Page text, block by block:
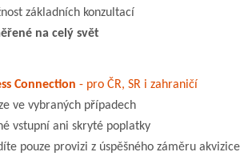
základních konzultací
na celý svět
Connection - pro ČR, SR i zahraničí
ve vybraných případech
vstupní ani skryté poplatky
pouze provizi z úspěšného záměru akvizice